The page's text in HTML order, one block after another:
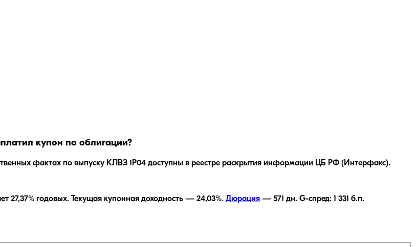
купон по облигации?
фактах по выпуску КЛВЗ 1P04 доступны в реестре раскрытия информации ЦБ РФ (Интерфакс).
27,37% годовых. Текущая купонная доходность — 24,03%. Дюрация — 571 дн. G-спред: 1 331 б.п.